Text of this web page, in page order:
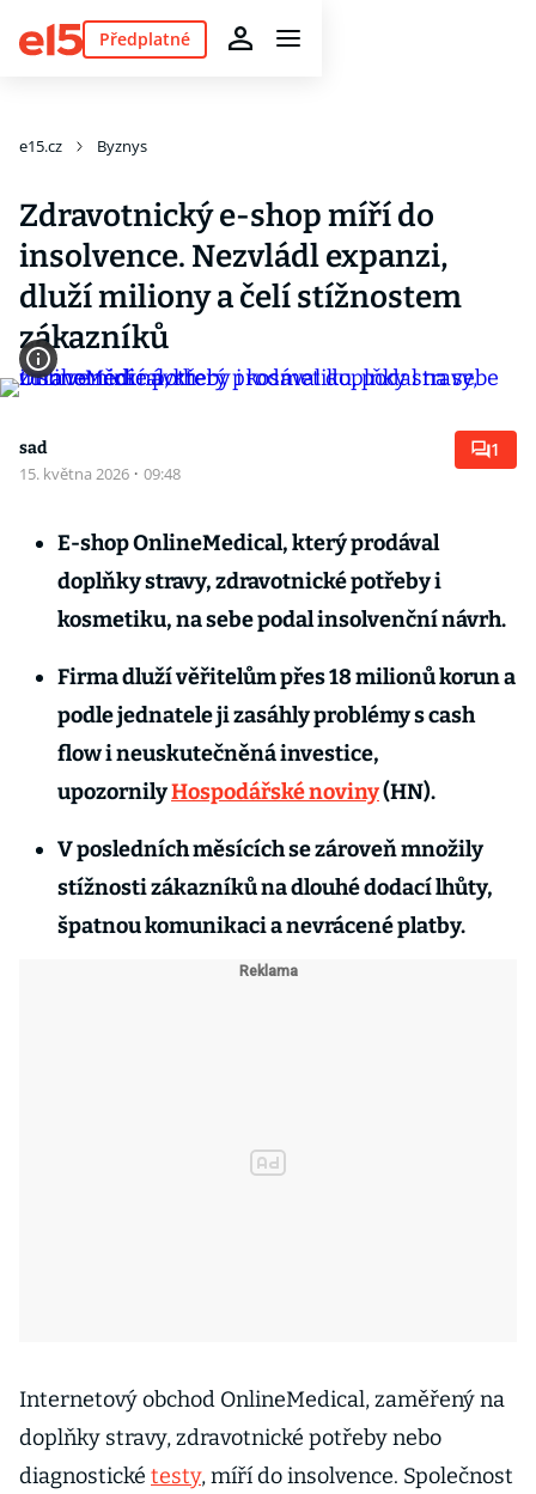
Předplatné
e15.cz Byznys
Zdravotnický e-shop míří do
insolvence. Nezvládl expanzi,
dluží miliony a čelí stížnostem
zákazníků
sad
15. května 2026 · 09:48
1
E-shop OnlineMedical, který prodával
doplňky stravy, zdravotnické potřeby i
kosmetiku, na sebe podal insolvenční návrh.
Firma dluží věřitelům přes 18 milionů korun a
podle jednatele ji zasáhly problémy s cash
flow i neuskutečněná investice,
upozornilyHospodářské noviny(HN).
V posledních měsících se zároveň množily
stížnosti zákazníků na dlouhé dodací lhůty,
špatnou komunikaci a nevrácené platby.
Internetový obchod OnlineMedical, zaměřený na
doplňky stravy, zdravotnické potřeby nebo
diagnostické testy, míří do insolvence. Společnost